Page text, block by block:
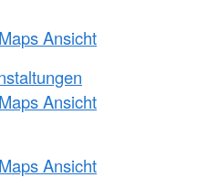
Ansicht
Ansicht
Ansicht